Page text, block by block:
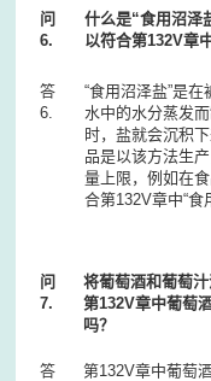
问
6.
什么是“食用沼泽
以符合第132V章
答
6.
“食用沼泽盐”是
水中的水分蒸发
时，盐就会沉积
品是以该方法生
量上限，例如在
合第132V章中“食
问
7.
将葡萄酒和葡萄
第132V章中葡萄
吗？
答
第132V章中葡萄